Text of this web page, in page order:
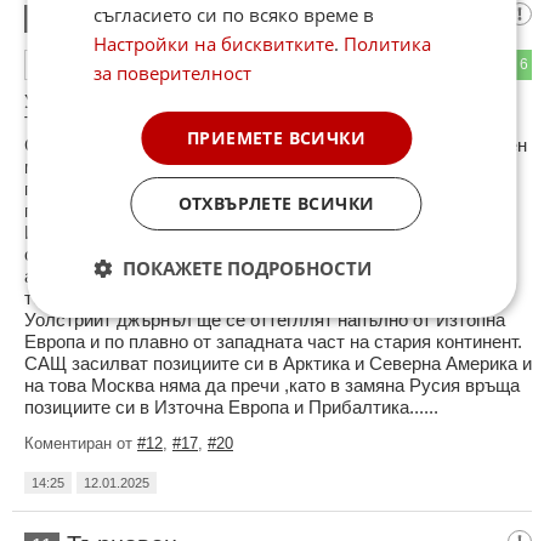
Логос🔨
6
Украйна е дреболия..
Тръмп предлага на Русия глобална историпеска сделка .
С такова заглавие Уолстрийт джърнъл обяснява в обширен
материал,че вече се водят при закрити врати тайнин
преговори между Москва и екипите на Тръмп за новото
преразпределение на влиянието им в света.
Изданието посочва,че Тръмп ще се концентрира върху
северна Америка и Гренландия ,като желанието на новата
американска администрация е да бъдат асимилирани
териториите на Канада и Гренландия.САЩ според
Уолстрийт джърнъл ще се оттегллят напълно от Изтопна
Европа и по плавно от западната част на стария континент.
САЩ засилват позициите си в Арктика и Северна Америка и
на това Москва няма да пречи ,като в замяна Русия връща
позициите си в Източна Европа и Прибалтика......
Коментиран от #12 #17 #20
14:25 12.01.2025
съгласието си по всяко време в
Настройки на бисквитките. Политика
за поверителност
ПРИЕМЕТЕ ВСИЧКИ
ОТХВЪРЛЕТЕ ВСИЧКИ
ПОКАЖЕТЕ ПОДРОБНОСТИ